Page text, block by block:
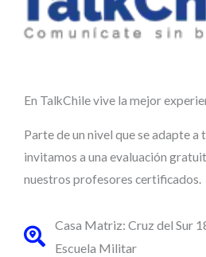
En TalkChile vive la mejor
Parte de un nivel que se adapte a
invitamos a una evaluación
nuestros profesores certificados.
Casa Matriz: Cruz del Sur
Escuela Militar